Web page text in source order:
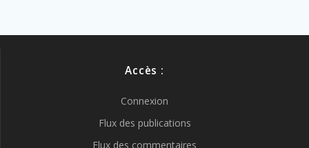
Accès :
Connexion
Flux des publications
Flux des commentaires